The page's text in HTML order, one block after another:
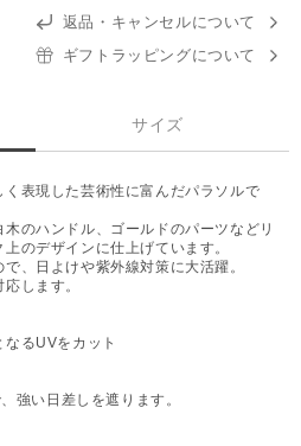
返品・キャンセルについて
ギフトラッピングについて
サイズ
表現した芸術性に富んだパラソルで
のハンドル、ゴールドのパーツなどリ
のデザインに仕上げています。
、日よけや紫外線対策に大活躍。
します。
るUVをカット
強い日差しを遮ります。